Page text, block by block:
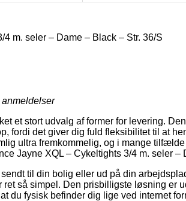
m. seler – Dame – Black – Str. 36/S
anmeldelser
et stort udvalg af former for levering.
fordi det giver dig fuld fleksibilitet til at
ultra fremkommelig, og i mange
Jayne XQL – Cykeltights 3/4 m. seler –
til din bolig eller ud på din
så simpel. Den prisbilligste løsning er
du fysisk befinder dig lige ved internet